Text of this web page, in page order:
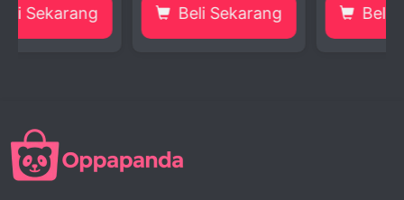
Beli Sekarang Beli Sekarang